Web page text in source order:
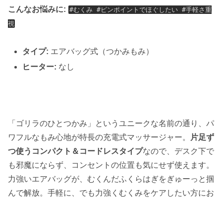
こんなお悩みに: #むくみ #ピンポイントでほぐしたい #手軽さ重
視
タイプ: エアバッグ式（つかみもみ）
ヒーター: なし
「ゴリラのひとつかみ」というユニークな名前の通り、パ
ワフルなもみ心地が特長の充電式マッサージャー。
片足ず
つ使うコンパクト＆コードレスタイプなので、デスク下で
も邪魔にならず、コンセントの位置も気にせず使えます。
力強いエアバッグが、むくんだふくらはぎをぎゅーっと掴
んで解放。手軽に、でも力強くむくみをケアしたい方にお